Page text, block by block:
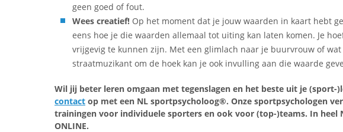
geen goed of fout.
Wees creatief! Op het moment dat je jouw waarden in kaart hebt
eens hoe je die waarden allemaal tot uiting kan laten komen. Je
vrijgevig te kunnen zijn. Met een glimlach naar je buurvrouw of
straatmuzikant om de hoek kan je ook invulling aan die waarde
Wil jij beter leren omgaan met tegenslagen en het beste uit je (sport-
contact op met een NL sportpsycholoog®. Onze sportpsychologen
trainingen voor individuele sporters en ook voor (top-)teams. In heel
ONLINE.